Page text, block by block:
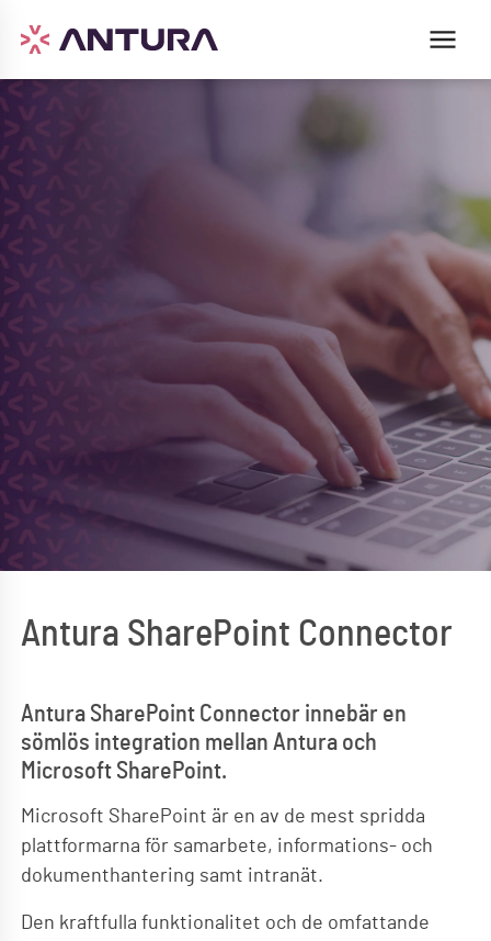
Antura SharePoint Connector
Antura SharePoint Connector innebär en
sömlös integration mellan Antura och
Microsoft SharePoint.
Microsoft SharePoint är en av de mest spridda
plattformarna för samarbete, informations- och
dokumenthantering samt intranät.
Den kraftfulla funktionalitet och de omfattande